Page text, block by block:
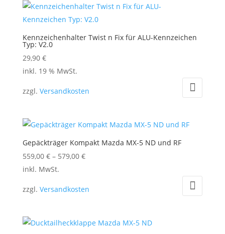
Kennzeichenhalter Twist n Fix für ALU-Kennzeichen
Typ: V2.0
29,90 €
inkl. 19 % MwSt.
zzgl. Versandkosten
Gepäckträger Kompakt Mazda MX-5 ND und RF
559,00 €– 579,00 €
Dieses
weist
Varianten
inkl. MwSt.
zzgl. Versandkosten